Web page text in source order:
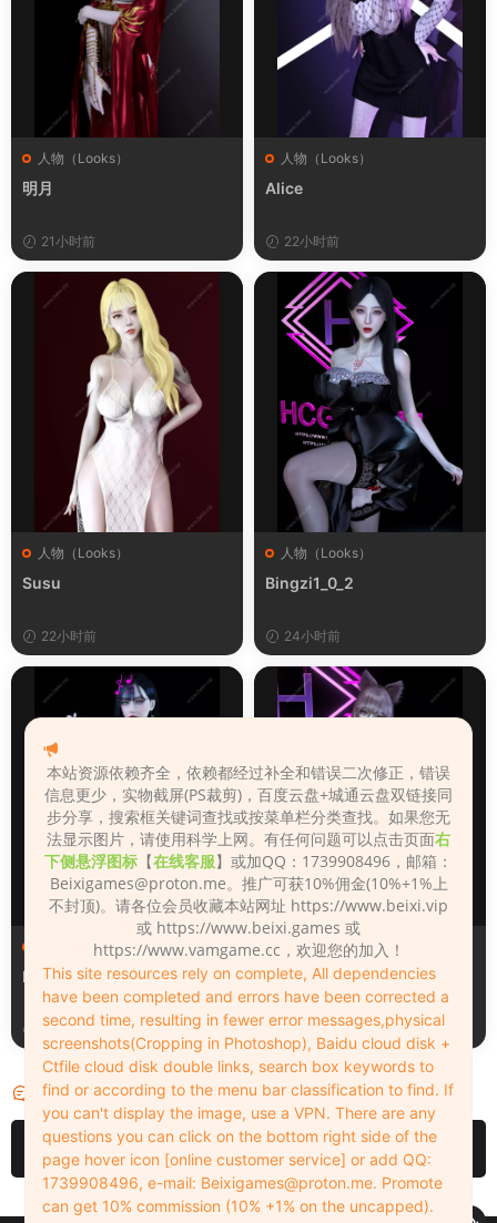
人物（Looks）
明月
21小时前
人物（Looks）
Alice
22小时前
人物（Looks）
Susu
22小时前
人物（Looks）
Bingzi1_0_2
24小时前
人物（Looks）
Monica_2_2_2
1天前
人物（Looks）
Lizhen2025
2天前
评论 0
请先登录
本站资源依赖齐全，依赖都经过补全和错误二次修正，错误
信息更少，实物截屏(PS裁剪)，百度云盘+城通云盘双链接同
步分享，搜索框关键词查找或按菜单栏分类查找。如果您无
法显示图片，请使用科学上网。有任何问题可以点击页面右
下侧悬浮图标 【在线客服】或加QQ：1739908496，邮箱：
Beixigames@proton.me。推广可获10%佣金(10%+1%上
不封顶)。请各位会员收藏本站网址 https://www.beixi.vip
或 https://www.beixi.games 或
https://www.vamgame.cc，欢迎您的加入！
This site resources rely on complete, All dependencies
have been completed and errors have been corrected a
second time, resulting in fewer error messages,physical
screenshots(Cropping in Photoshop), Baidu cloud disk +
Ctfile cloud disk double links, search box keywords to
find or according to the menu bar classification to find. If
you can't display the image, use a VPN. There are any
questions you can click on the bottom right side of the
page hover icon [online customer service] or add QQ:
1739908496, e-mail: Beixigames@proton.me. Promote
can get 10% commission (10% +1% on the uncapped).